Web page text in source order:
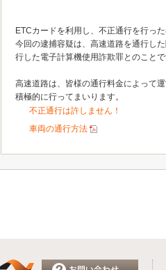
ETCカードを利用し、不正通行を行っ
今回の逮捕容疑は、高速道路を通行し
行した電子計算機使用詐欺罪とのことで
高速道路は、皆様の通行料金によって
積極的に行ってまいります。
不正通行は許しません！
車両の通行方法